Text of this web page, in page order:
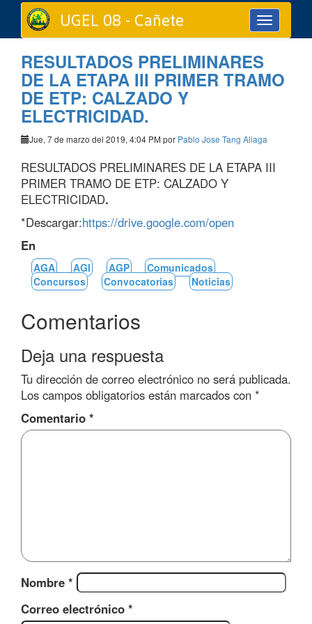
Toggle
navigation
UGEL 08 - Cañete
RESULTADOS PRELIMINARES
DE LA ETAPA III PRIMER TRAMO
DE ETP: CALZADO Y
ELECTRICIDAD.
Jue, 7 de marzo del 2019, 4:04 PM por Pablo Jose Tang Aliaga
RESULTADOS PRELIMINARES DE LA ETAPA III
PRIMER TRAMO DE ETP: CALZADO Y
ELECTRICIDAD.
*Descargar:https://drive.google.com/open
En
AGA AGI AGP
Comunicados
Concursos
Convocatorias Noticias
Comentarios
Deja una respuesta
Tu dirección de correo electrónico no será publicada.
Los campos obligatorios están marcados con *
Comentario *
Nombre *
Correo electrónico *